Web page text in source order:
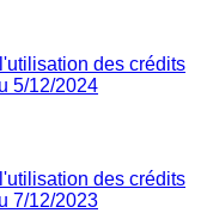
des crédits
5/12/2024
des crédits
7/12/2023